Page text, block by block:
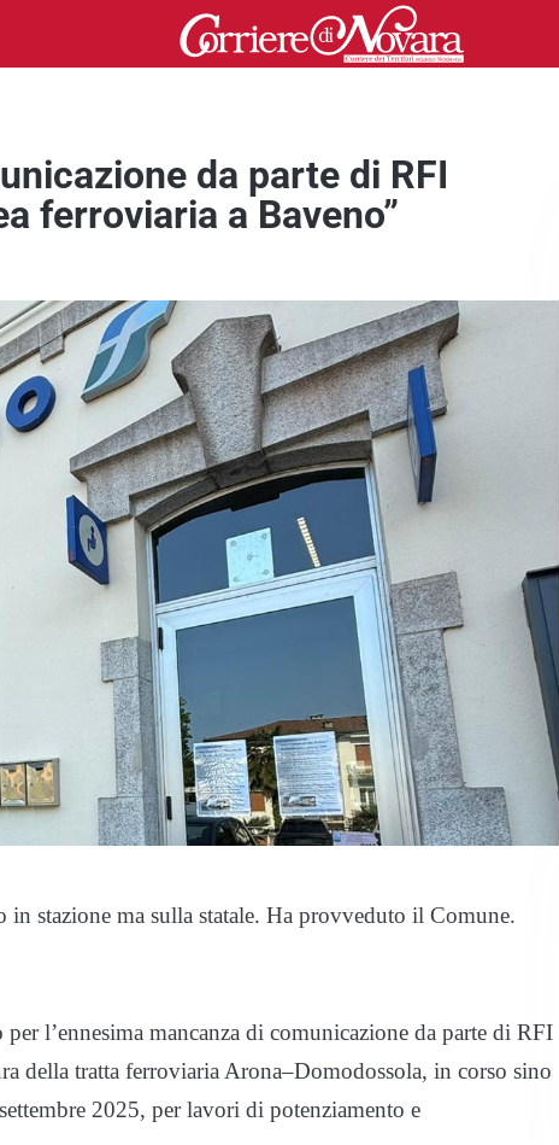
da parte di RFI
ferroviaria a Baveno”
stazione ma sulla statale. Ha provveduto il Comune.
l’ennesima mancanza di comunicazione da parte di RFI
della tratta ferroviaria Arona–Domodossola, in corso sino
2025, per lavori di potenziamento e